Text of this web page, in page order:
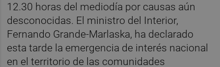
12.30 horas del mediodía por causas aún
desconocidas. El ministro del Interior,
Fernando Grande-Marlaska, ha declarado
esta tarde la emergencia de interés nacional
en el territorio de las comunidades